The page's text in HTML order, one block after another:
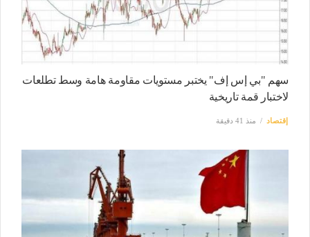
سهم "بي إس إف" يختبر مستويات مقاومة هامة وسط تطلعات
لاختبار قمة تاريخية
إقتصاد منذ 41 دقيقة